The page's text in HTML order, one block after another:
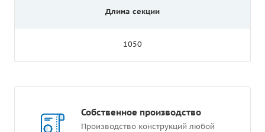
Длина секции
1050
Собственное производство
Производство конструкций любой